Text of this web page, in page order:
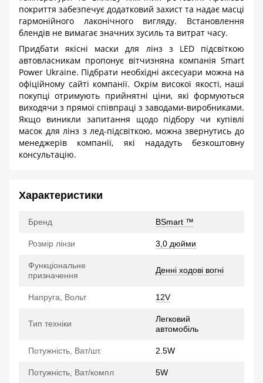
покриття забезпечує додатковий захист та надає масці
гармонійного лаконічного вигляду. Встановлення
блендів не вимагає значних зусиль та витрат часу.
Придбати якісні маски для лінз з LEDпідсвіткою
автовласникам пропонує вітчизняна компанія Smart
Power Ukraine. Підбрати необхідні аксесуари можна на
офіційному сайті компанії. Окрім високої якості, наші
покупці отримують прийнятні ціни, які формуються
виходячи з прямої співпраці з заводами-виробниками.
Якщо виникли запитання щодо підбору чи купівлі
масок для лінз з лед-підсвіткою, можна звернутись до
менеджерів компанії, які нададуть безкоштовну
консультацію.
Характеристики
Бренд BSmart ™
Розмір лінзи 3,0 дюйми
Функціональне
призначення
Денні ходові вогні
Напруга, Вольт 12V
Тип техніки
Легковий
автомобіль
Потужність, Ват/шт. 2.5W
Потужність, Ват/компл 5W